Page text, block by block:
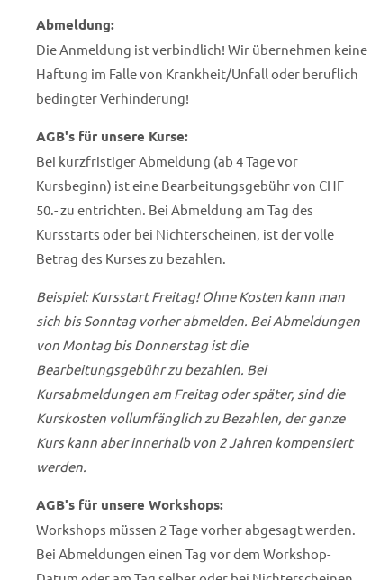
Abmeldung:
Die Anmeldung ist verbindlich! Wir übernehmen keine
Haftung im Falle von Krankheit/Unfall oder beruflich
bedingter Verhinderung!
AGB's für unsere Kurse:
Bei kurzfristiger Abmeldung (ab 4 Tage vor
Kursbeginn) ist eine Bearbeitungsgebühr von CHF
50.- zu entrichten. Bei Abmeldung am Tag des
Kursstarts oder bei Nichterscheinen, ist der volle
Betrag des Kurses zu bezahlen.
Beispiel: Kursstart Freitag! Ohne Kosten kann man
sich bis Sonntag vorher abmelden. Bei Abmeldungen
von Montag bis Donnerstag ist die
Bearbeitungsgebühr zu bezahlen. Bei
Kursabmeldungen am Freitag oder später, sind die
Kurskosten vollumfänglich zu Bezahlen, der ganze
Kurs kann aber innerhalb von 2 Jahren kompensiert
werden.
AGB's für unsere Workshops:
Workshops müssen 2 Tage vorher abgesagt werden.
Bei Abmeldungen einen Tag vor dem Workshop-